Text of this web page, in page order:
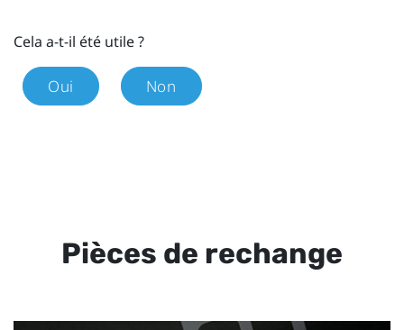
Cela a-t-il été utile ?
Oui Non
Pièces de rechange